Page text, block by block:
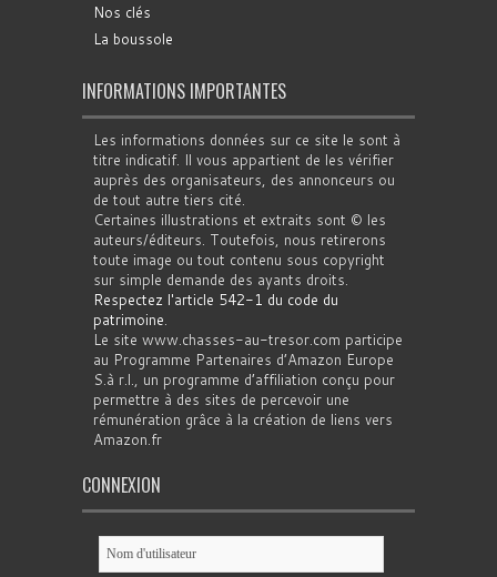
Nos clés
La boussole
INFORMATIONS IMPORTANTES
Les informations données sur ce site le sont à
titre indicatif. Il vous appartient de les vérifier
auprès des organisateurs, des annonceurs ou
de tout autre tiers cité.
Certaines illustrations et extraits sont © les
auteurs/éditeurs. Toutefois, nous retirerons
toute image ou tout contenu sous copyright
sur simple demande des ayants droits.
Respectez l'article 542-1 du code du
patrimoine.
Le site www.chasses-au-tresor.com participe
au Programme Partenaires d’Amazon Europe
S.à r.l., un programme d’affiliation conçu pour
permettre à des sites de percevoir une
rémunération grâce à la création de liens vers
Amazon.fr
CONNEXION